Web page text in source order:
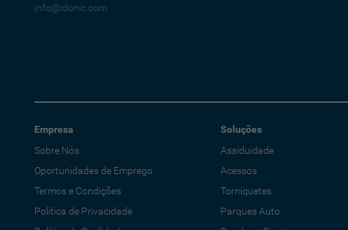
info@idonic.com
Empresa
Sobre Nós
Oportunidades de Emprego
Termos e Condições
Política de Privacidade
Soluções
Assiduidade
Acessos
Torniquetes
Parques Auto